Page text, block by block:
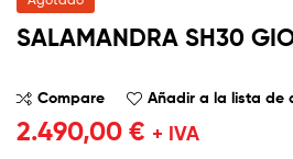
SALAMANDRA SH30
Compare Añadir a la lista de
2.490,00 € + IVA